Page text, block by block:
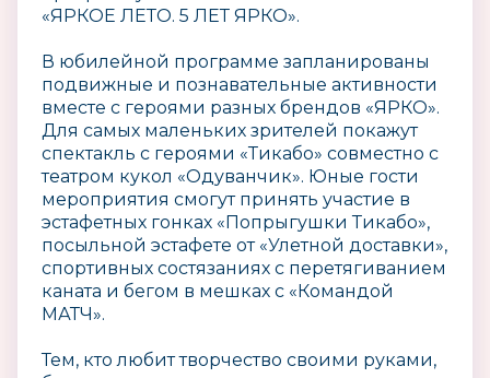
«ЯРКОЕ ЛЕТО. 5 ЛЕТ ЯРКО».
В юбилейной программе запланированы
подвижные и познавательные активности
вместе с героями разных брендов «ЯРКО».
Для самых маленьких зрителей покажут
спектакль с героями «Тикабо» совместно с
театром кукол «Одуванчик». Юные гости
мероприятия смогут принять участие в
эстафетных гонках «Попрыгушки Тикабо»,
посыльной эстафете от «Улетной доставки»,
спортивных состязаниях с перетягиванием
каната и бегом в мешках с «Командой
МАТЧ».
Тем, кто любит творчество своими руками,